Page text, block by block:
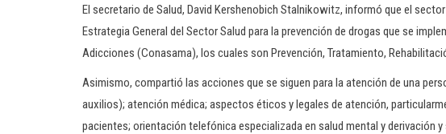
El secretario de Salud, David Kershenobich Stalnikowitz, informó que el
Estrategia General del Sector Salud para la prevención de drogas que se
Adicciones (Conasama), los cuales son Prevención, Tratamiento,
Asimismo, compartió las acciones que se siguen para la atención de una
auxilios); atención médica; aspectos éticos y legales de atención,
pacientes; orientación telefónica especializada en salud mental y derivación